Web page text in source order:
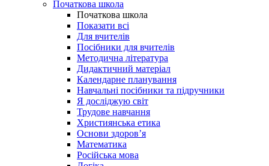
Початкова школа
Початкова школа
Показати всі
Для вчителів
Посібники для вчителів
Методична література
Дидактичний матеріал
Календарне планування
Навчальні посібники та підручники
Я досліджую світ
Трудове навчання
Християнська етика
Основи здоров’я
Математика
Російська мова